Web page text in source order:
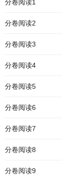
分卷阅读1
分卷阅读2
分卷阅读3
分卷阅读4
分卷阅读5
分卷阅读6
分卷阅读7
分卷阅读8
分卷阅读9